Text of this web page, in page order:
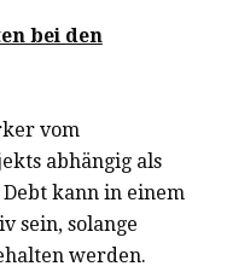
bei den
vom
abhängig als
Debt kann in einem
sein, solange
werden.